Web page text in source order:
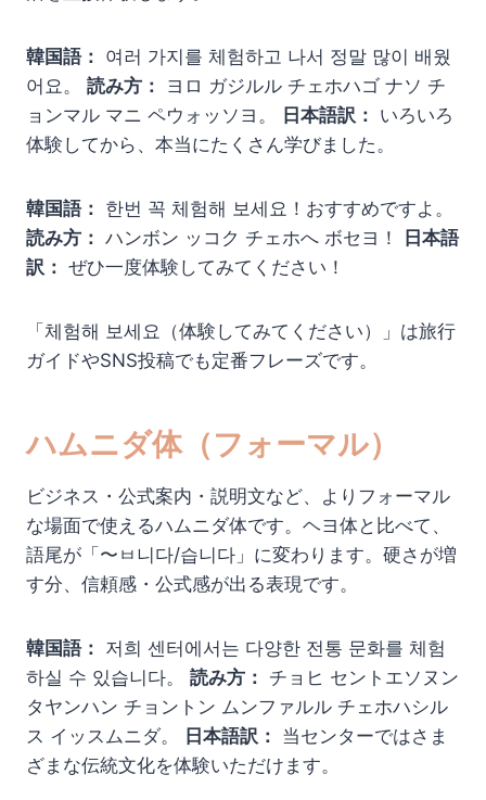
韓国語： 여러 가지를 체험하고 나서 정말 많이 배웠
어요。 読み方：
ヨロ ガジルル チェホハゴ ナソ チ
ョンマル マニ ペウォッソヨ。
日本語訳： いろいろ
体験してから、本当にたくさん学びました。
韓国語： 한번 꼭 체험해 보세요！おすすめですよ。
読み方： ハンボン ッコク チェホへ ボセヨ！
日本語
訳： ぜひ一度体験してみてください！
「체험해 보세요（体験してみてください）」は旅行
ガイドやSNS投稿でも定番フレーズです。
ハムニダ体（フォーマル）
ビジネス・公式案内・説明文など、よりフォーマル
な場面で使えるハムニダ体です。ヘヨ体と比べて、
語尾が「〜ㅂ니다/습니다」に変わります。硬さが増
す分、信頼感・公式感が出る表現です。
韓国語： 저희 센터에서는 다양한 전통 문화를 체험
하실 수 있습니다。 読み方： チョヒ セントエソヌン
タヤンハン チョントン ムンファルル チェホハシル
ス イッスムニダ。
日本語訳： 当センターではさま
ざまな伝統文化を体験いただけます。